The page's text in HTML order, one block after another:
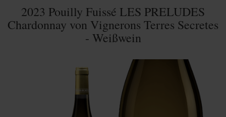
2023 Pouilly Fuissé LES PRELUDES
Chardonnay von Vignerons Terres Secretes
- Weißwein